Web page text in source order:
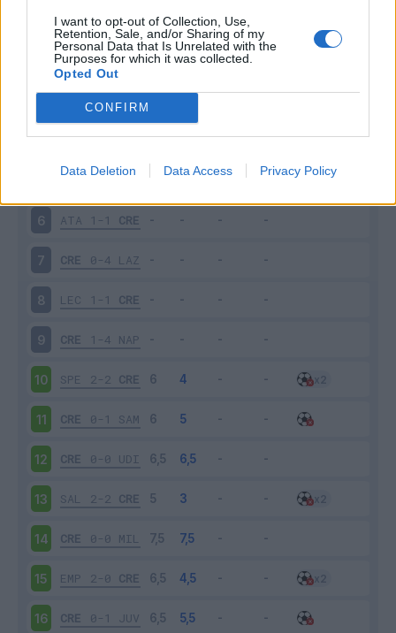
I want to opt-out of Collection, Use,
Retention, Sale, and/or Sharing of my
Personal Data that Is Unrelated with the
Purposes for which it was collected.
Opted Out
CONFIRM
Data Deletion Data Access Privacy Policy
SAM 0-2 ATA
ATA 1-1 MIL
0-1 ATA
4 INT 3-1 CRE
CRE 0-0 SAS
6 ATA 1-1 CRE
7 CRE 0-4 LAZ
8 LEC 1-1 CRE
9 CRE 1-4 NAP
10 SPE 2-2 CRE
11 CRE 0-1 SAM
12 CRE 0-0 UDI
13 SAL 2-2 CRE
14 CRE 0-0 MIL
15 EMP 2-0 CRE
16 CRE 0-1 JUV